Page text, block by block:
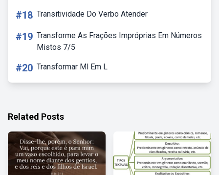
#18 Transitividade Do Verbo Atender
#19 Transforme As Frações Impróprias Em Números
Mistos 7/5
#20 Transformar Ml Em L
Related Posts